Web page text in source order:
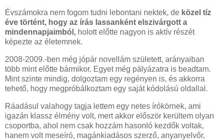
Évszámokra nem fogom tudni lebontani nektek, de közel tíz
éve történt, hogy az írás lassanként elszivárgott a
mindennapjaimból, holott előtte nagyon is aktív részét
képezte az életemnek.
2008-2009.-ben még jópár novellám született, arányaiban
több mint előtte bármikor. Egyet még pályázatra is beadtam.
Mint szinte mindig, dolgoztam egy regényen is, és akkorra
tehető, hogy megpróbálkoztam egy saját kódolású oldallal.
Ráadásul valahogy tagja lettem egy netes írókörnek, ami
igazán klassz élmény volt, mert akkor először kerültem olyan
csoportba, ahol nem csak hozzám hasonló kezdők voltak,
hanem volt meseíró, magánkiadásos szerző, anyanyelvőr,